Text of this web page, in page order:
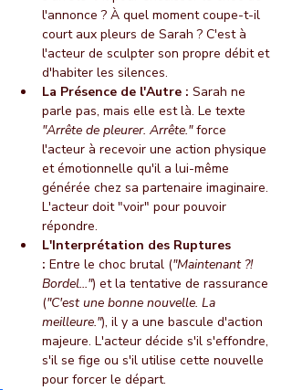
l'annonce ? À quel moment coupe-t-il
court aux pleurs de Sarah ? C'est à
l'acteur de sculpter son propre débit et
d'habiter les silences.
La Présence de l'Autre : Sarah ne
parle pas, mais elle est là. Le texte
"Arrête de pleurer. Arrête." force
l'acteur à recevoir une action physique
et émotionnelle qu'il a lui-même
générée chez sa partenaire imaginaire.
L'acteur doit "voir" pour pouvoir
répondre.
L'Interprétation des Ruptures
: Entre le choc brutal ("Maintenant ?!
Bordel...") et la tentative de rassurance
("C'est une bonne nouvelle. La
meilleure."), il y a une bascule d'action
majeure. L'acteur décide s'il s'effondre,
s'il se fige ou s'il utilise cette nouvelle
pour forcer le départ.